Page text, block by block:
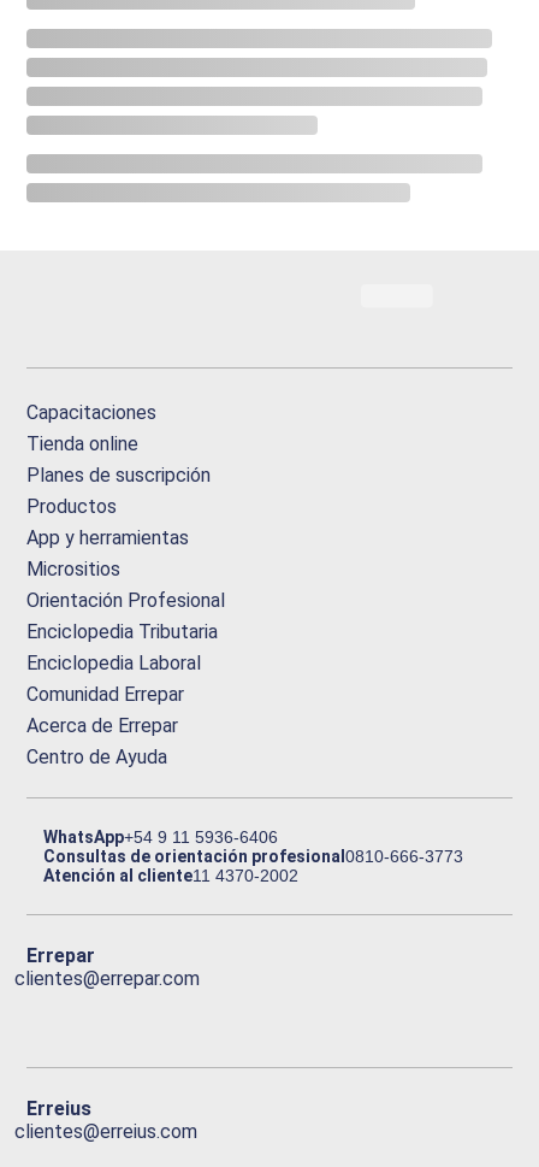
Capacitaciones
Tienda online
Planes de suscripción
Productos
App y herramientas
Micrositios
Orientación Profesional
Enciclopedia Tributaria
Enciclopedia Laboral
Comunidad Errepar
Acerca de Errepar
Centro de Ayuda
WhatsApp+54 9 11 5936-6406
Consultas de orientación profesional0810-666-3773
Atención al cliente11 4370-2002
Errepar
clientes@errepar.com
Erreius
clientes@erreius.com